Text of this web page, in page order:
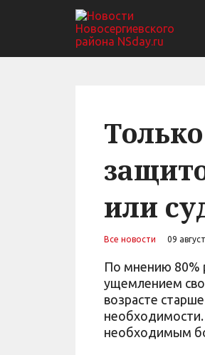
или
Все новости 09
По мнению 80%
ущемлением
возрасте
необходимости.
необходимым